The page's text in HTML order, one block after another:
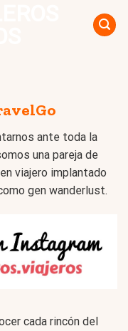
ante toda la
una pareja de
viajero implantado
gen wanderlust.
cada rincón del